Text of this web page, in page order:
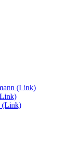
(Link)
(Link)